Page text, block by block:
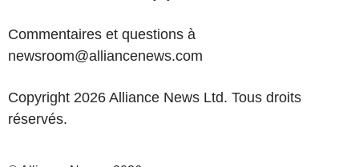
Commentaires et questions à
newsroom@alliancenews.com
Copyright 2026 Alliance News Ltd. Tous droits
réservés.